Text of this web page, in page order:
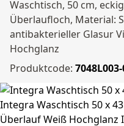
Waschtisch, 50 cm,
Überlaufloch, Material:
antibakterieller Glasur
Hochglanz
Produktcode: